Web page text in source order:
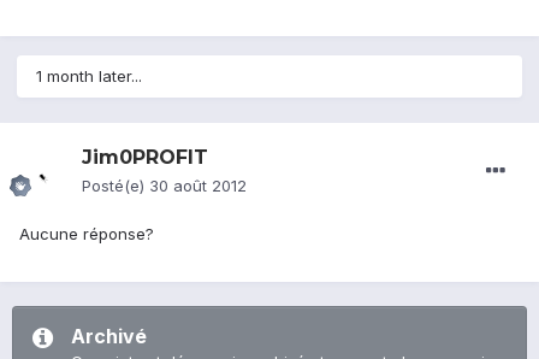
1 month later...
Jim0PROFIT
Posté(e) 30 août 2012
Aucune réponse?
Archivé